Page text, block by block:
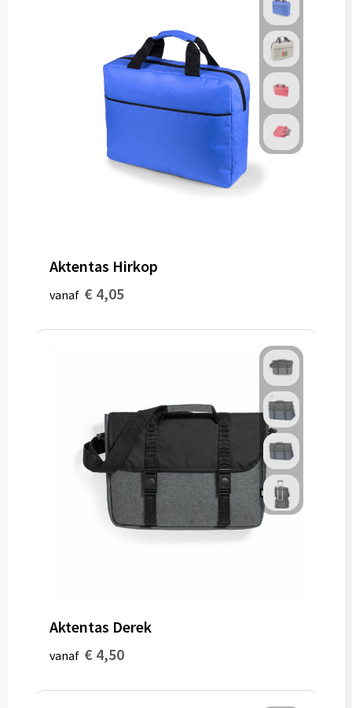
Aktentas Hirkop
vanaf € 4,05
Aktentas Derek
vanaf € 4,50